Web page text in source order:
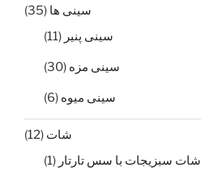
سینی ها (35)
سينی پنير (11)
سينی مزه (30)
سینی میوه (6)
شات (12)
شات سبزيجات با سس تارتار (1)